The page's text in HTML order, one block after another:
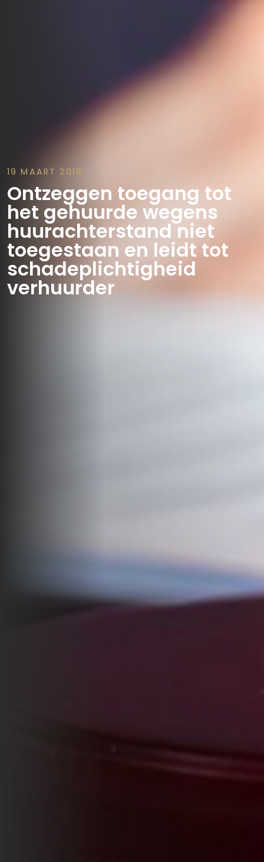
19 MAART 2019
Ontzeggen toegang tot
het gehuurde wegens
huurachterstand niet
toegestaan en leidt tot
schadeplichtigheid
verhuurder